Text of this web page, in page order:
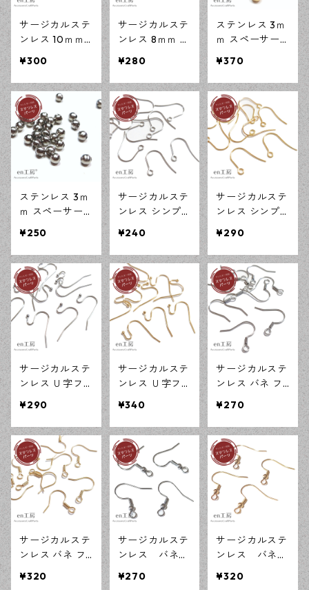
サージカルステ
ンレス 10ｍｍ
シルバー 5個 ア
レルギー対応
アクセサリーパ
ーツ ハンドメ
イド資材 【en
工房】
¥300
サージカルステ
ンレス 8ｍｍ 平
ルバー 5個 アレ
ルギー対応 ア
クセサリーパー
ツ ハンドメイ
ド資材 【en工
房】
¥280
ステンレス 3ｍ
ｍ スペーサー
ギー対応 アク
セサリーパーツ
ハンドメイド資
材 【en工房】
¥370
ステンレス 3ｍ
ｍ スペーサー
ー 50個 アレル
ギー対応 アク
セサリーパーツ
ハンドメイド資
材 【en工房】
¥250
サージカルステ
ンレス シンプ
ス シルバー 20
ピース SUS316
L アレルギー対
応 ピアス ハン
ドメイド資材
【en工房】
¥240
サージカルステ
ンレス シンプ
ス ゴールド 20
ピース SUS316
L アレルギー対
応 ピアス ハン
ドメイド資材
【en工房】
¥290
サージカルステ
ンレス Ｕ字フ
ルバー 20ピー
ス SUS316L ア
レルギー対応
ピアス ハンド
メイド資材 【e
n工房】
¥290
サージカルステ
ンレス Ｕ字フ
ールド 20ピー
ス SUS316L ア
レルギー対応
ピアス ハンド
メイド資材 【e
n工房】
¥340
サージカルステ
ンレス バネ フ
ルバー 20ピー
ス SUS316L ア
レルギー対応
ピアス ハンド
メイド資材 【e
n工房】
¥270
サージカルステ
ンレス バネ フ
ールド 20ピー
¥320
サージカルステ
ンレス バネ玉
シルバー 20ピ
¥270
サージカルステ
ンレス バネ玉
ゴールド 20ピ
¥320